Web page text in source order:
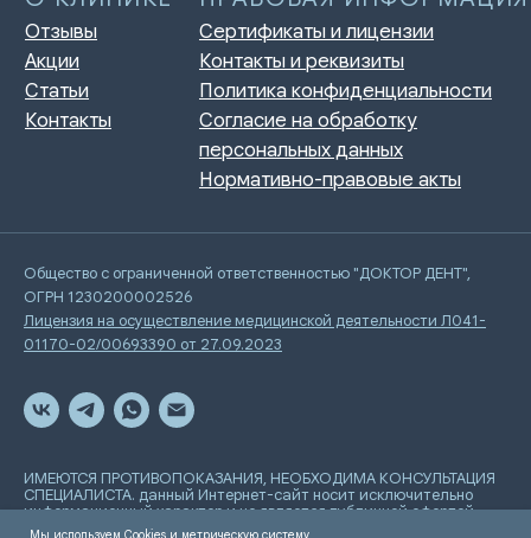
Общество с ограниченной ответственностью "ДОКТОР ДЕНТ",
ОГРН 1230200002526
Лицензия на осуществление медицинской деятельности Л041-
01170-02/00693390 от 27.09.2023
ИМЕЮТСЯ ПРОТИВОПОКАЗАНИЯ, НЕОБХОДИМА КОНСУЛЬТАЦИЯ
СПЕЦИАЛИСТА. данный Интернет-сайт носит исключительно
информационный характер и не является публичной офертой,
определяемой положениями Статьи 437 Гражданского